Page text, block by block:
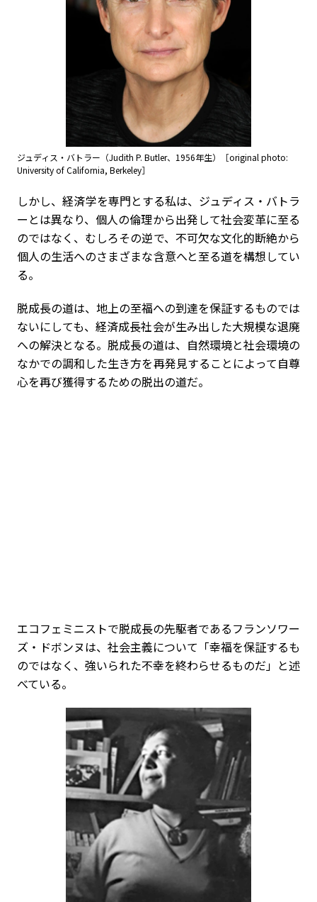
ジュディス・バトラー（Judith P. Butler、1956年生）［original photo:
University of California, Berkeley］
しかし、経済学を専門とする私は、ジュディス・バトラ
ーとは異なり、個人の倫理から出発して社会変革に至る
のではなく、むしろその逆で、不可欠な文化的断絶から
個人の生活へのさまざまな含意へと至る道を構想してい
る。
脱成長の道は、地上の至福への到達を保証するものでは
ないにしても、経済成長社会が生み出した大規模な退廃
への解決となる。脱成長の道は、自然環境と社会環境の
なかでの調和した生き方を再発見することによって自尊
心を再び獲得するための脱出の道だ。
エコフェミニストで脱成長の先駆者であるフランソワー
ズ・ドボンヌは、社会主義について「幸福を保証するも
のではなく、強いられた不幸を終わらせるものだ」と述
べている。